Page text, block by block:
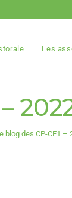
Les
blog des CP-CE1 –